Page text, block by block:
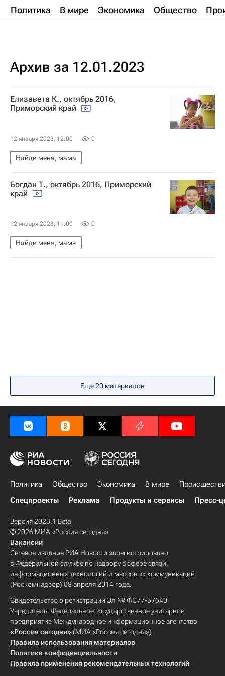
Политика В мире Экономика Общество
Архив за 12.01.2023
Елизавета К., октябрь 2016,
Приморский край
12 января 2023, 12:00 0
Найди меня, мама
Богдан Т., октябрь 2016, Приморский
край
12 января 2023, 11:00 0
Найди меня, мама
Еще 20 материалов
Политика Общество Экономика В мире
Спецпроекты
Реклама Продукты и сервисы Пресс-
Версия 2023.1 Beta
© 2026 МИА «Россия сегодня»
Вакансии
Сетевое издание РИА Новости зарегистрировано
в Федеральной службе по надзору в сфере связи,
информационных технологий и массовых коммуникаций
(Роскомнадзор) 08 апреля 2014 года.
Свидетельство о регистрации Эл № ФС77-57640
Учредитель: Федеральное государственное унитарное
предприятие Международное информационное агентство
«Россия сегодня» (МИА «Россия сегодня»).
Правила использования материалов
Политика конфиденциальности
Правила применения рекомендательных технологий